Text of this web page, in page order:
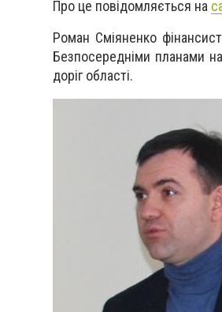
Про це повідомляється на
Роман Сміяненко
Безпосередніми планами
доріг області.